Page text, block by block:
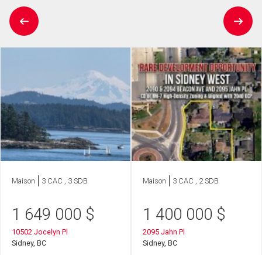
Maison 3 CAC , 3 SDB
1 649 000 $
10502 Jocelyn Pl
Sidney, BC
Maison 3 CAC , 2 SDB
1 400 000 $
2095 Jahn Pl
Sidney, BC